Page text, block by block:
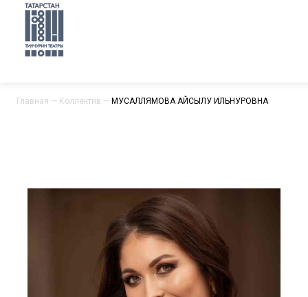
Главная — Коллектив — МУСАЛЛЯМОВА АЙСЫЛУ ИЛЬНУРОВНА